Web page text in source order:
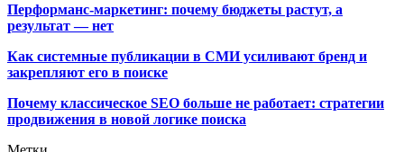
Перформанс-маркетинг: почему бюджеты растут, а
результат — нет
Как системные публикации в СМИ усиливают бренд и
закрепляют его в поиске
Почему классическое SEO больше не работает: стратегии
продвижения в новой логике поиска